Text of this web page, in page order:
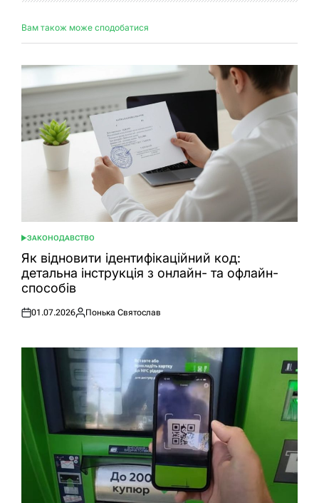
Вам також може сподобатися
ОПУБЛІКУВАТИ
У
ЗАКОНОДАВСТВО
Як відновити ідентифікаційний код:
детальна інструкція з онлайн- та офлайн-
способів
Оприлюднено
01.07.2026
Опубліковано
Понька Святослав